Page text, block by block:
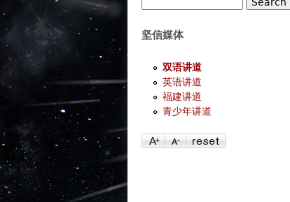
坚信媒体
双语讲道
英语讲道
福建讲道
青少年讲道